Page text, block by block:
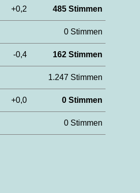
+0,2 485 Stimmen
0 Stimmen
-0,4 162 Stimmen
1.247 Stimmen
+0,0 0 Stimmen
0 Stimmen